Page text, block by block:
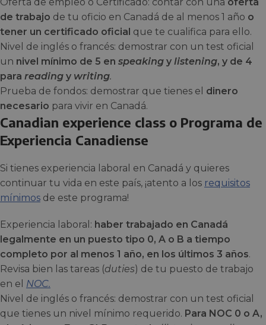
de trabajo de tu oficio en Canadá de al menos 1 año o
tener un certificado oficial que te cualifica para ello.
Nivel de inglés o francés: demostrar con un test oficial
un nivel mínimo de 5 en speaking y listening, y de 4
para reading y writing.
Prueba de fondos: demostrar que tienes el dinero
necesario para vivir en Canadá.
Canadian experience class o Programa de
Experiencia Canadiense
Si tienes experiencia laboral en Canadá y quieres
continuar tu vida en este país, ¡atento a los requisitos
mínimos de este programa!
Experiencia laboral: haber trabajado en Canadá
legalmente en un puesto tipo 0, A o B a tiempo
completo por al menos 1 año, en los últimos 3 años.
Revisa bien las tareas (duties) de tu puesto de trabajo
en el NOC.
Nivel de inglés o francés: demostrar con un test oficial
que tienes un nivel mínimo requerido. Para NOC 0 o A,